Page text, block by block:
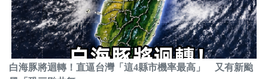
白海豚將迴轉！直逼台灣「這4縣市機率最高」 又有新颱